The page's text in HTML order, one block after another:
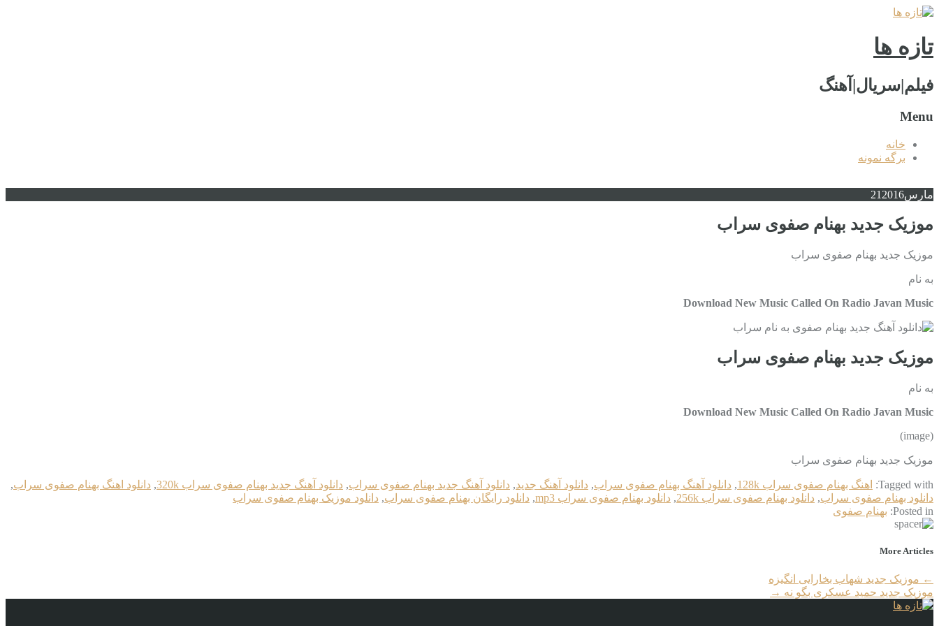
تازه ها
فیلم|سریال|آهنگ
Menu
خانه
برگه نمونه
مارس 21 2016
موزیک جدید بهنام صفوی سراب
موزیک جدید بهنام صفوی سراب
به نام
Download New Music Called On Radio Javan Music
موزیک جدید بهنام صفوی سراب
به نام
Download New Music Called On Radio Javan Music
(image)
موزیک جدید بهنام صفوی سراب
Tagged with: اهنگ بهنام صفوی سراب 128k , دانلود آهنگ بهنام صفوی سراب, دانلود آهنگ جدید, دانلود آهنگ جدید بهنام صفوی سراب, دانلود آهنگ جدید بهنام صفوی سراب 320k , دانلود اهنگ بهنام صفوی سراب,
دانلود بهنام صفوی سراب, دانلود بهنام صفوی سراب 256k , دانلود بهنام صفوی سراب mp3 , دانلود رایگان بهنام صفوی سراب, دانلود موزیک بهنام صفوی سراب
Posted in: بهنام صفوی
More Articles
← موزیک جدید شهاب بخارایی انگیزه
موزیک جدید حمید عسکری بگو نه →